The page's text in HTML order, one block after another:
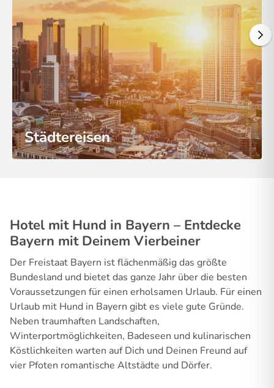
Städtereisen
Hotel mit Hund in Bayern – Entdecke
Bayern mit Deinem Vierbeiner
Der Freistaat Bayern ist flächenmäßig das größte
Bundesland und bietet das ganze Jahr über die besten
Voraussetzungen für einen erholsamen Urlaub. Für einen
Urlaub mit Hund in Bayern gibt es viele gute Gründe.
Neben traumhaften Landschaften,
Winterportmöglichkeiten, Badeseen und kulinarischen
Köstlichkeiten warten auf Dich und Deinen Freund auf
vier Pfoten romantische Altstädte und Dörfer.